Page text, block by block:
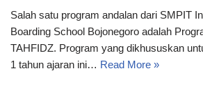
Salah satu program andalan dari SMPIT
Boarding School Bojonegoro adalah
TAHFIDZ. Program yang dikhususkan
1 tahun ajaran ini… Read More »